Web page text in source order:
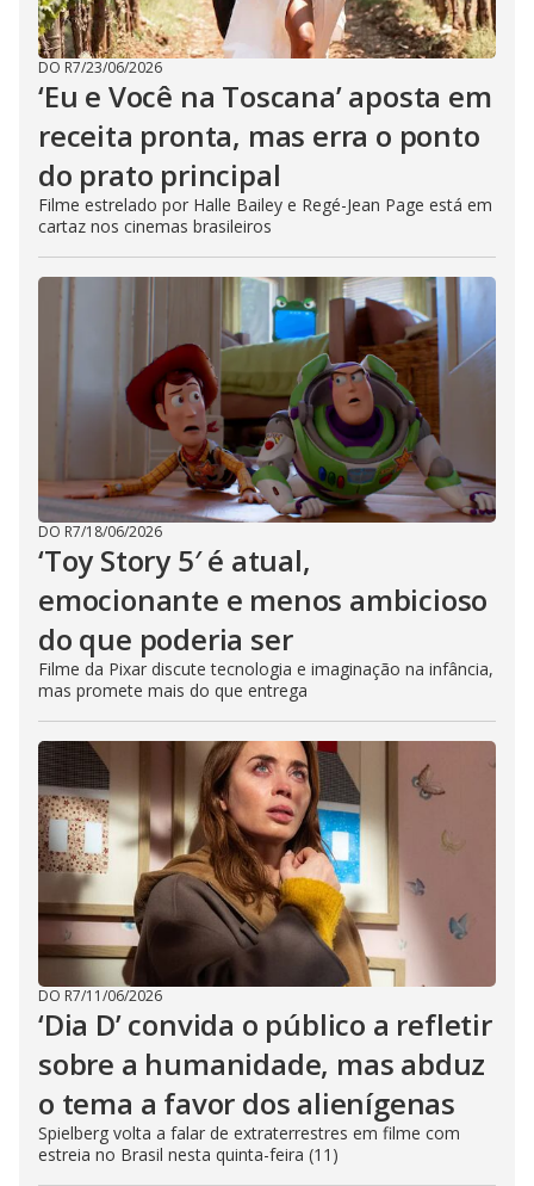
DO R7/23/06/2026
‘Eu e Você na Toscana’ aposta em
receita pronta, mas erra o ponto
do prato principal
Filme estrelado por Halle Bailey e Regé-Jean Page está em
cartaz nos cinemas brasileiros
DO R7/18/06/2026
‘Toy Story 5′ é atual,
emocionante e menos ambicioso
do que poderia ser
Filme da Pixar discute tecnologia e imaginação na infância,
mas promete mais do que entrega
DO R7/11/06/2026
‘Dia D’ convida o público a refletir
sobre a humanidade, mas abduz
o tema a favor dos alienígenas
Spielberg volta a falar de extraterrestres em filme com
estreia no Brasil nesta quinta-feira (11)